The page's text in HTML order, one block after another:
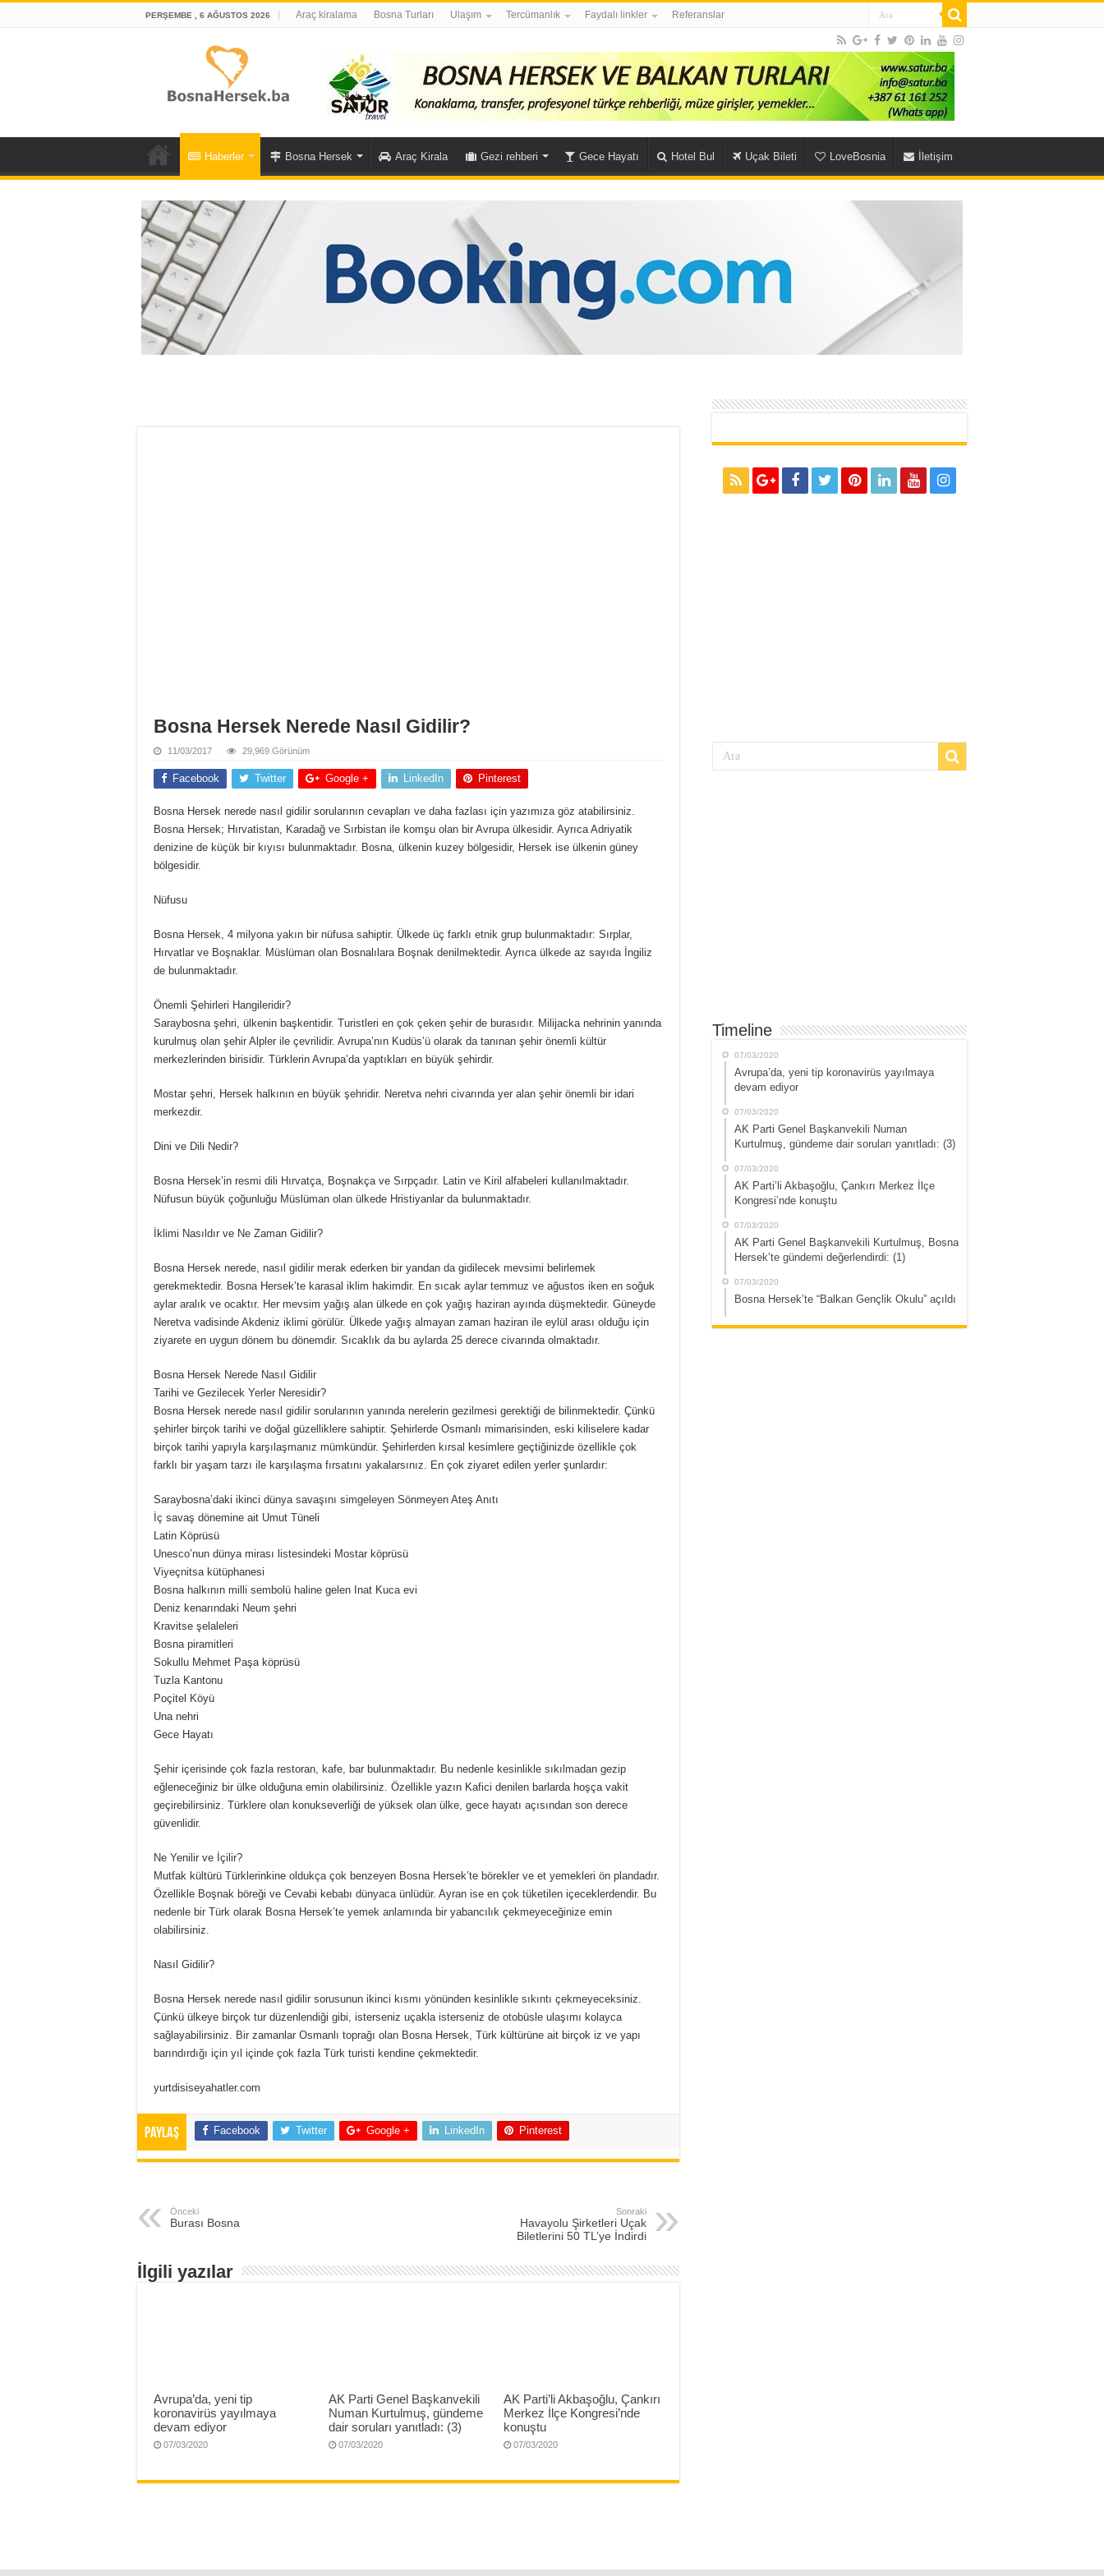
PERŞEMBE , 6 AĞUSTOS 2026 Araç kiralama Bosna Turları Ulaşım Tercümanlık Faydalı linkler Referanslar
Haberler Bosna Hersek Araç Kirala Gezi rehberi Gece Hayatı Hotel Bul Uçak Bileti LoveBosnia İletişim
Bosna Hersek Nerede Nasıl Gidilir?
11/03/2017 29,969 Görünüm
Facebook Twitter Google + LinkedIn Pinterest
Bosna Hersek nerede nasıl gidilir sorularının cevapları ve daha fazlası için yazımıza göz atabilirsiniz.
Bosna Hersek; Hırvatistan, Karadağ ve Sırbistan ile komşu olan bir Avrupa ülkesidir. Ayrıca Adriyatik
denizine de küçük bir kıyısı bulunmaktadır. Bosna, ülkenin kuzey bölgesidir, Hersek ise ülkenin güney
bölgesidir.
Nüfusu
Bosna Hersek, 4 milyona yakın bir nüfusa sahiptir. Ülkede üç farklı etnik grup bulunmaktadır: Sırplar,
Hırvatlar ve Boşnaklar. Müslüman olan Bosnalılara Boşnak denilmektedir. Ayrıca ülkede az sayıda İngiliz
de bulunmaktadır.
Önemli Şehirleri Hangileridir?
Saraybosna şehri, ülkenin başkentidir. Turistleri en çok çeken şehir de burasıdır. Milijacka nehrinin yanında
kurulmuş olan şehir Alpler ile çevrilidir. Avrupa’nın Kudüs’ü olarak da tanınan şehir önemli kültür
merkezlerinden birisidir. Türklerin Avrupa’da yaptıkları en büyük şehirdir.
Mostar şehri, Hersek halkının en büyük şehridir. Neretva nehri civarında yer alan şehir önemli bir idari
merkezdir.
Dini ve Dili Nedir?
Bosna Hersek’in resmi dili Hırvatça, Boşnakça ve Sırpçadır. Latin ve Kiril alfabeleri kullanılmaktadır.
Nüfusun büyük çoğunluğu Müslüman olan ülkede Hristiyanlar da bulunmaktadır.
İklimi Nasıldır ve Ne Zaman Gidilir?
Bosna Hersek nerede, nasıl gidilir merak ederken bir yandan da gidilecek mevsimi belirlemek
gerekmektedir. Bosna Hersek’te karasal iklim hakimdir. En sıcak aylar temmuz ve ağustos iken en soğuk
aylar aralık ve ocaktır. Her mevsim yağış alan ülkede en çok yağış haziran ayında düşmektedir. Güneyde
Neretva vadisinde Akdeniz iklimi görülür. Ülkede yağış almayan zaman haziran ile eylül arası olduğu için
ziyarete en uygun dönem bu dönemdir. Sıcaklık da bu aylarda 25 derece civarında olmaktadır.
Bosna Hersek Nerede Nasıl Gidilir
Tarihi ve Gezilecek Yerler Neresidir?
Bosna Hersek nerede nasıl gidilir sorularının yanında nerelerin gezilmesi gerektiği de bilinmektedir. Çünkü
şehirler birçok tarihi ve doğal güzelliklere sahiptir. Şehirlerde Osmanlı mimarisinden, eski kiliselere kadar
birçok tarihi yapıyla karşılaşmanız mümkündür. Şehirlerden kırsal kesimlere geçtiğinizde özellikle çok
farklı bir yaşam tarzı ile karşılaşma fırsatını yakalarsınız. En çok ziyaret edilen yerler şunlardır:
Saraybosna’daki ikinci dünya savaşını simgeleyen Sönmeyen Ateş Anıtı
İç savaş dönemine ait Umut Tüneli
Latin Köprüsü
Unesco’nun dünya mirası listesindeki Mostar köprüsü
Viyeçnitsa kütüphanesi
Bosna halkının milli sembolü haline gelen Inat Kuca evi
Deniz kenarındaki Neum şehri
Kravitse şelaleleri
Bosna piramitleri
Sokullu Mehmet Paşa köprüsü
Tuzla Kantonu
Poçitel Köyü
Una nehri
Gece Hayatı
Şehir içerisinde çok fazla restoran, kafe, bar bulunmaktadır. Bu nedenle kesinlikle sıkılmadan gezip
eğleneceğiniz bir ülke olduğuna emin olabilirsiniz. Özellikle yazın Kafici denilen barlarda hoşça vakit
geçirebilirsiniz. Türklere olan konukseverliği de yüksek olan ülke, gece hayatı açısından son derece
güvenlidir.
Ne Yenilir ve İçilir?
Mutfak kültürü Türklerinkine oldukça çok benzeyen Bosna Hersek’te börekler ve et yemekleri ön plandadır.
Özellikle Boşnak böreği ve Cevabi kebabı dünyaca ünlüdür. Ayran ise en çok tüketilen içeceklerdendir. Bu
nedenle bir Türk olarak Bosna Hersek’te yemek anlamında bir yabancılık çekmeyeceğinize emin
olabilirsiniz.
Nasıl Gidilir?
Bosna Hersek nerede nasıl gidilir sorusunun ikinci kısmı yönünden kesinlikle sıkıntı çekmeyeceksiniz.
Çünkü ülkeye birçok tur düzenlendiği gibi, isterseniz uçakla isterseniz de otobüsle ulaşımı kolayca
sağlayabilirsiniz. Bir zamanlar Osmanlı toprağı olan Bosna Hersek, Türk kültürüne ait birçok iz ve yapı
barındırdığı için yıl içinde çok fazla Türk turisti kendine çekmektedir.
yurtdisiseyahatler.com
Paylaş Facebook Twitter Google + LinkedIn Pinterest
Önceki
Burası Bosna
Sonraki
Havayolu Şirketleri Uçak
Biletlerini 50 TL’ye İndirdi
İlgili yazılar
Avrupa’da, yeni tip
koronavirüs yayılmaya
devam ediyor
07/03/2020
AK Parti Genel Başkanvekili
Numan Kurtulmuş, gündeme
dair soruları yanıtladı: (3)
07/03/2020
AK Parti’li Akbaşoğlu, Çankırı
Merkez İlçe Kongresi’nde
konuştu
07/03/2020
Timeline
07/03/2020
Avrupa’da, yeni tip koronavirüs yayılmaya
devam ediyor
07/03/2020
AK Parti Genel Başkanvekili Numan
Kurtulmuş, gündeme dair soruları yanıtladı: (3)
07/03/2020
AK Parti’li Akbaşoğlu, Çankırı Merkez İlçe
Kongresi’nde konuştu
07/03/2020
AK Parti Genel Başkanvekili Kurtulmuş, Bosna
Hersek’te gündemi değerlendirdi: (1)
07/03/2020
Bosna Hersek’te “Balkan Gençlik Okulu” açıldı